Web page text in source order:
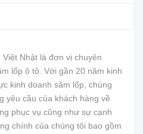
Nhật là đơn vị chuyên
lốp ô tô. Với gần 20 năm kinh
kinh doanh săm lốp, chúng
yêu cầu của khách hàng về
phục vụ cũng như sự cạnh
chính của chúng tôi bao gồm